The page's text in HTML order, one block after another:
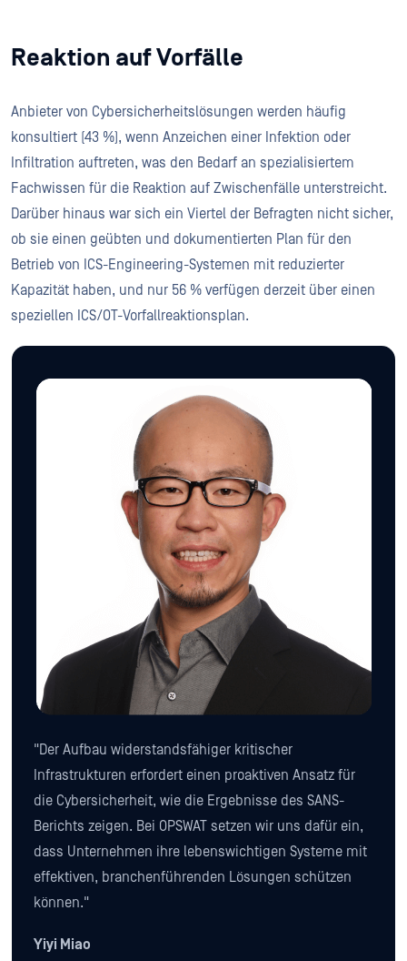
Reaktion auf Vorfälle
Anbieter von Cybersicherheitslösungen werden häufig
konsultiert (43 %), wenn Anzeichen einer Infektion oder
Infiltration auftreten, was den Bedarf an spezialisiertem
Fachwissen für die Reaktion auf Zwischenfälle unterstreicht.
Darüber hinaus war sich ein Viertel der Befragten nicht sicher,
ob sie einen geübten und dokumentierten Plan für den
Betrieb von ICS-Engineering-Systemen mit reduzierter
Kapazität haben, und nur 56 % verfügen derzeit über einen
speziellen ICS/OT-Vorfallreaktionsplan.
"Der Aufbau widerstandsfähiger kritischer
Infrastrukturen erfordert einen proaktiven Ansatz für
die Cybersicherheit, wie die Ergebnisse des SANS-
Berichts zeigen. Bei OPSWAT setzen wir uns dafür ein,
dass Unternehmen ihre lebenswichtigen Systeme mit
effektiven, branchenführenden Lösungen schützen
können."
Yiyi Miao